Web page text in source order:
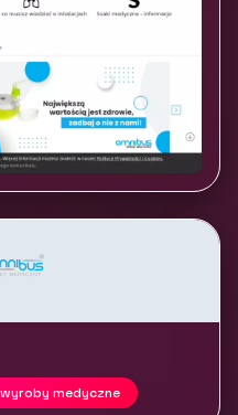
medyczne